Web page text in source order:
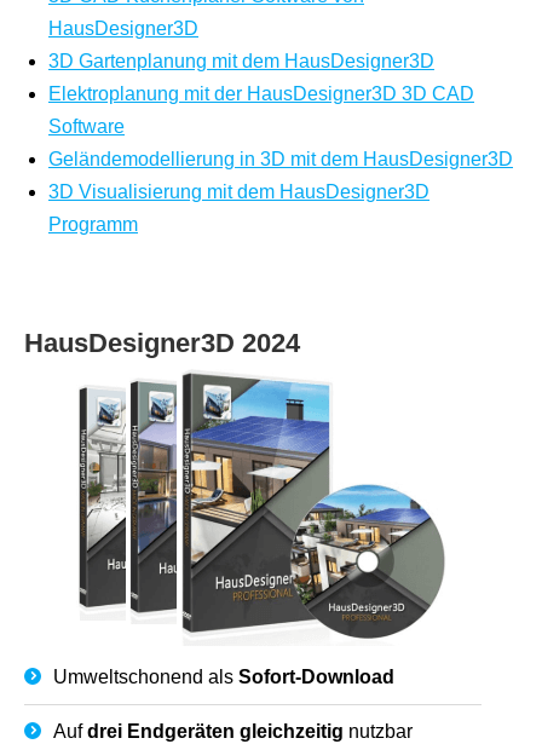
HausDesigner3D
3D Gartenplanung mit dem HausDesigner3D
Elektroplanung mit der HausDesigner3D 3D CAD
Software
Geländemodellierung in 3D mit dem HausDesigner3D
3D Visualisierung mit dem HausDesigner3D
Programm
HausDesigner3D 2024
Umweltschonend als Sofort-Download
Aufdrei Endgeräten gleichzeitig nutzbar